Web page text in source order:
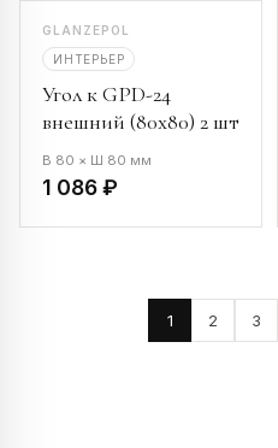
GLANZEPOL
ИНТЕРЬЕР
Угол к GPD-24
внешний (80х80) 2 шт
В 80 × Ш 80 мм
1 086 ₽
1 2 3